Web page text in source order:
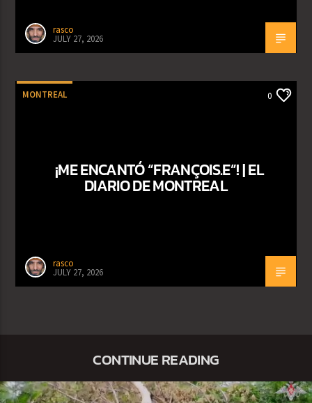
rasco
JULY 27, 2026
MONTREAL 0
¡ME ENCANTÓ “FRANÇOIS.E”! | EL
DIARIO DE MONTREAL
rasco
JULY 27, 2026
CONTINUE READING